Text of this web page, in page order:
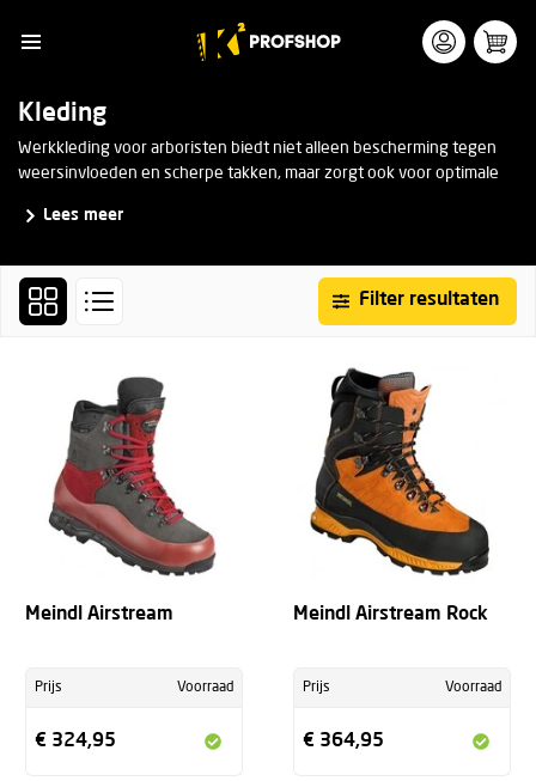
Kleding
Werkkleding voor arboristen biedt niet alleen bescherming tegen
weersinvloeden en scherpe takken, maar zorgt ook voor optimale
juiste kleding draagt bij aan jouw veiligheid. Hulp nodig bij jouw
Lees meer
Filter resultaten
Meindl Airstream
Prijs Voorraad
€ 324,95
Meindl Airstream Rock
Prijs Voorraad
€ 364,95